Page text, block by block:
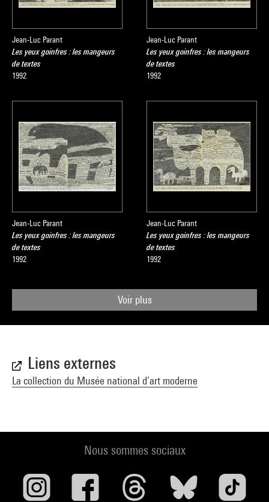
Jean-Luc Parant
Les yeux goinfres : les mangeurs
de textes
1992
Jean-Luc Parant
Les yeux goinfres : les mangeurs
de textes
1992
Jean-Luc Parant
Les yeux goinfres : les mangeurs
de textes
1992
Jean-Luc Parant
Les yeux goinfres : les mangeurs
de textes
1992
Voir plus
Liens externes
La collection du Musée national d’art moderne
Nous sommes sociaux